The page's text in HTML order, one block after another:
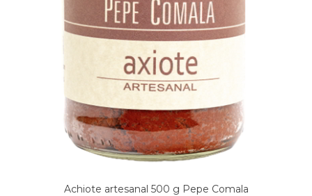
Achiote artesanal 500 g Pepe Comala